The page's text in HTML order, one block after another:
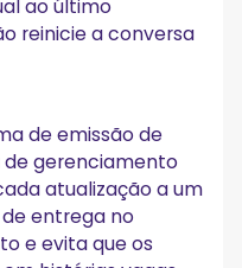
ao último
reinicie a conversa
de emissão de
gerenciamento
atualização a um
entrega no
e evita que os